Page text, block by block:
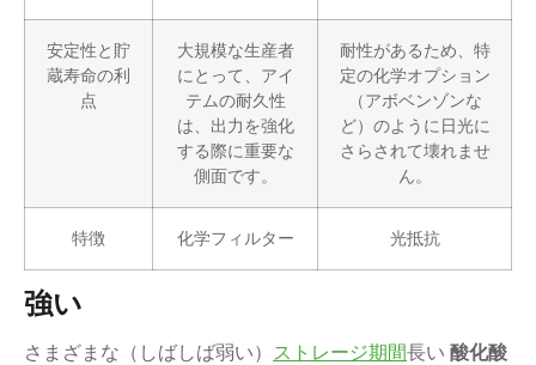
安定性と貯
蔵寿命の利
点
大規模な生産者
にとって、アイ
テムの耐久性
は、出力を強化
する際に重要な
側面です。
耐性があるため、特
定の化学オプション
（アボベンゾンな
ど）のように日光に
さらされて壊れませ
ん。
特徴 化学フィルター 光抵抗
強い
さまざまな（しばしば弱い） ストレージ期間長い 酸化酸